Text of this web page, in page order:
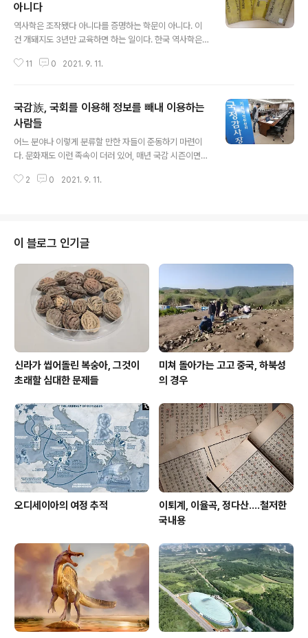
아니다
역사학은 조작됐다 아니다를 증명하는 학문이 아니다. 이
건 개돼지도 3년만 교육하면 하는 일이다. 한국 역사학은
것이 역사학의 본령으로 알았다. 족보에 대한 글을 읽어보
아니다.조작됐었다면, 누가, 왜, 무엇 때문에 이런 일들을
했는지를 밝히는 데서 비로소 역사학이 시작한다.누가, 왜
조작했는지를 궁구하는데서 역사학은 비로소 휴머니즘의
문턱에 들어선다. 족보 조작은 조선후기에 빈발했다고 알
지만, 실은 그 극성은 식민강점기였다.단군 이래 족보 발간
이 가장 왕성했던 시대가 바로 식민지시대였고, 그에 따라
11 0 2021. 9. 11.
국감族, 국회를 이용해 정보를 빼내 이용하는
사람들
어느 분야나 이렇게 분류할 만한 자들이 준동하기 마련이
다. 문화재도 이런 족속이 더러 있어, 매년 국감 시즌이면,
기웃거리며, 각종 정보라 해서 이 의원실, 저 의원실을 찾아
국회와 국감족은 카르텔을 형성한다. 무론 국감의 순기능
을 무시할 수는 없다. 그것이 행정부의 무차별한 횡포를 견
제하는 데 적지 않은 역할을 한다는 점을 나는 인정한다. 하
지만 철만난 망둥이처럼 언제나 국감을 기다리며, 그리고
툭하면 국회로 달려가 무엇을 꼰지르고, 그리하여 그 사실
여부와는 별도로 누군가를 ..
2 0 2021. 9. 11.
이 블로그 인기글
신라가 씹어돌린 복숭아, 그것이
초래할 심대한 문제들
미쳐 돌아가는 고고 중국, 하북성
의 경우
오디세이아의 여정 추적
이퇴계, 이율곡, 정다산....철저한
국내용